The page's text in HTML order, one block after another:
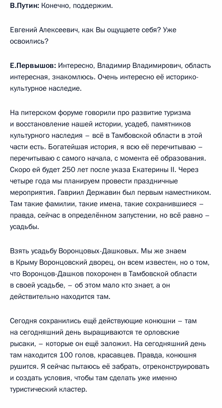
В.Путин: Конечно, поддержим.
Евгений Алексеевич, как Вы ощущаете себя? Уже
освоились?
Е.Первышов: Интересно, Владимир Владимирович, область
интересная, знакомлюсь. Очень интересно её историко-
культурное наследие.
На питерском форуме говорили про развитие туризма
и восстановление нашей истории, усадеб, памятников
культурного наследия – всё в Тамбовской области в этой
части есть. Богатейшая история, я всю её перечитываю –
перечитываю с самого начала, с момента её образования.
Скоро ей будет 250 лет после указа Екатерины II. Через
четыре года мы планируем провести праздничные
мероприятия. Гавриил Державин был первым наместником.
Там такие фамилии, такие имена, такие сохранившиеся –
правда, сейчас в определённом запустении, но всё равно –
усадьбы.
Взять усадьбу Воронцовых-Дашковых. Мы же знаем
в Крыму Воронцовский дворец, он всем известен, но о том,
что Воронцов-Дашков похоронен в Тамбовской области
в своей усадьбе, – об этом мало кто знает, а он
действительно находится там.
Сегодня сохранились ещё действующие конюшни – там
на сегодняшний день выращиваются те орловские
рысаки, – которые он ещё заложил. На сегодняшний день
там находится 100 голов, красавцев. Правда, конюшня
рушится. Я сейчас пытаюсь её забрать, отреконструировать
и создать условия, чтобы там сделать уже именно
туристический кластер.